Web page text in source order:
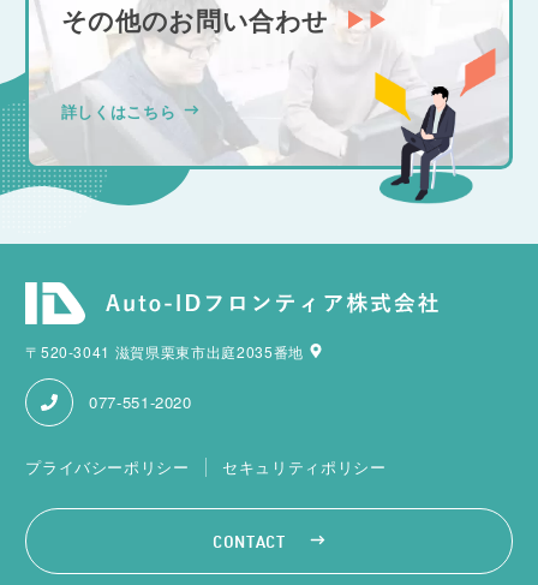
その他のお問い合わせ
詳しくはこちら
〒520-3041 滋賀県栗東市出庭2035番地
077-551-2020
プライバシーポリシー セキュリティポリシー
CONTACT